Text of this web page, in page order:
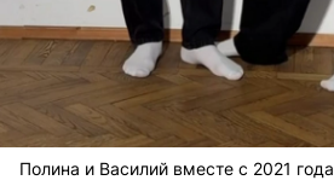
Полина и Василий вместе с 2021 года